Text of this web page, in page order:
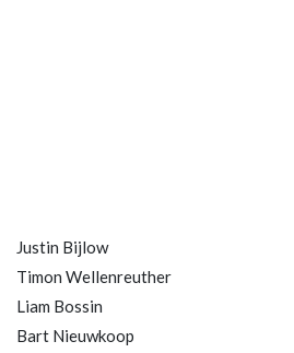
Justin Bijlow
Timon Wellenreuther
Liam Bossin
Bart Nieuwkoop